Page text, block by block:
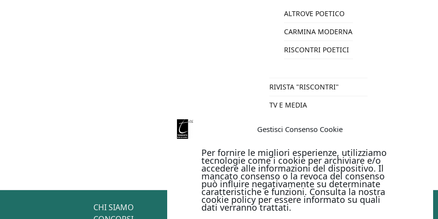
Gestisci Consenso Cookie
Per fornire le migliori esperienze, utilizziamo
tecnologie come i cookie per archiviare e/o
accedere alle informazioni del dispositivo. Il
mancato consenso o la revoca del consenso
può influire negativamente su determinate
caratteristiche e funzioni. Consulta la nostra
cookie policy per essere informato su quali
dati verranno trattati.
ALTROVE POETICO
CARMINA MODERNA
RISCONTRI POETICI
RIVISTA "RISCONTRI"
TV E MEDIA
CHI SIAMO
PAGAMENTI ONLINE CON